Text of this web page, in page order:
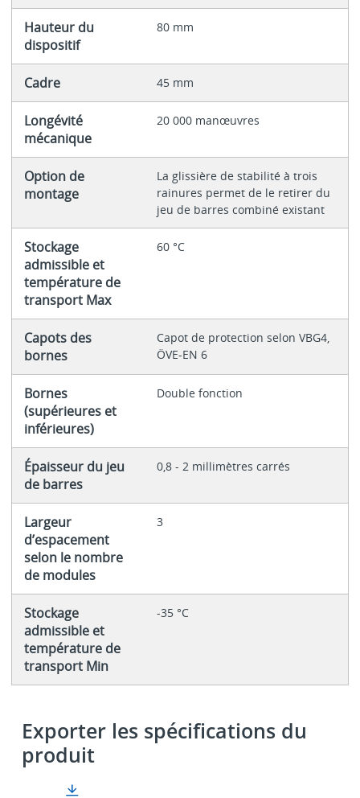
Hauteur du
dispositif
80 mm
Cadre 45 mm
Longévité
mécanique
20 000 manœuvres
Option de
montage
La glissière de stabilité à trois
rainures permet de le retirer du
jeu de barres combiné existant
Stockage
admissible et
température de
transport Max
60 °C
Capots des
bornes
Capot de protection selon VBG4,
ÖVE-EN 6
Bornes
(supérieures et
inférieures)
Double fonction
Épaisseur du jeu
de barres
0,8 - 2 millimètres carrés
Largeur
d’espacement
selon le nombre
de modules
3
Stockage
admissible et
température de
transport Min
-35 °C
Exporter les spécifications du
produit